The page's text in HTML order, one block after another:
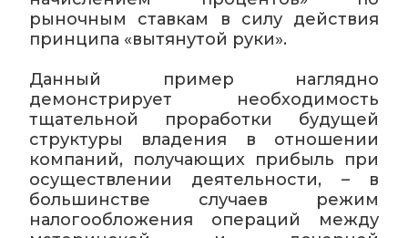
рыночным ставкам в силу действия
принципа «вытянутой руки».
Данный пример наглядно
демонстрирует необходимость
тщательной проработки будущей
структуры владения в отношении
компаний, получающих прибыль при
осуществлении деятельности, – в
большинстве случаев режим
налогообложения операций между